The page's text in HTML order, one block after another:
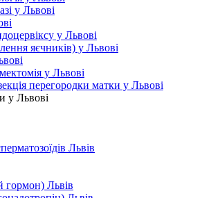
у Львові
у Львові
яєчників) у Львові
у Львові
перегородки матки у Львові
у Львові
Львів
гормон) Львів